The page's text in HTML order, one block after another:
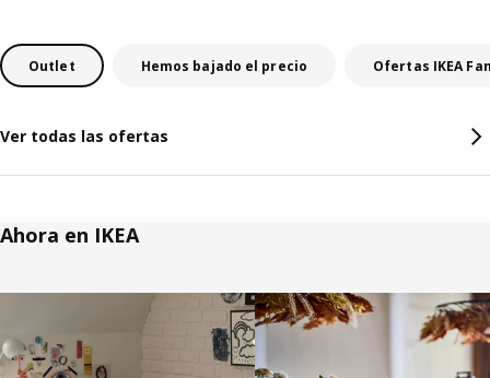
Outlet Hemos bajado el precio Ofertas IKEA
Ver todas las ofertas
Ahora en IKEA